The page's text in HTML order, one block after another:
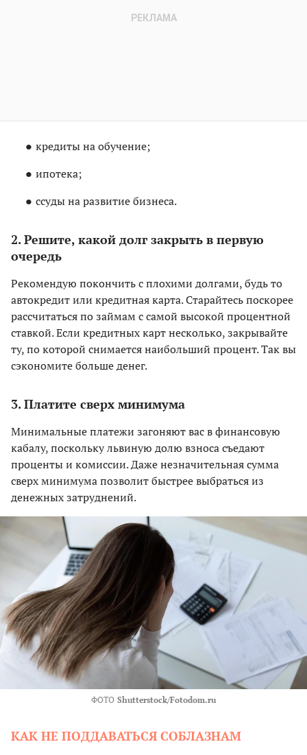
кредиты на обучение;
ипотека;
ссуды на развитие бизнеса.
2. Решите, какой долг закрыть в первую
очередь
Рекомендую покончить с плохими долгами, будь то
автокредит или кредитная карта. Старайтесь поскорее
рассчитаться по займам с самой высокой процентной
ставкой. Если кредитных карт несколько, закрывайте
ту, по которой снимается наибольший процент. Так вы
сэкономите больше денег.
3. Платите сверх минимума
Минимальные платежи загоняют вас в финансовую
кабалу, поскольку львиную долю взноса съедают
проценты и комиссии. Даже незначительная сумма
сверх минимума позволит быстрее выбраться из
денежных затруднений.
ФОТО Shutterstock/Fotodom.ru
КАК НЕ ПОДДАВАТЬСЯ СОБЛАЗНАМ